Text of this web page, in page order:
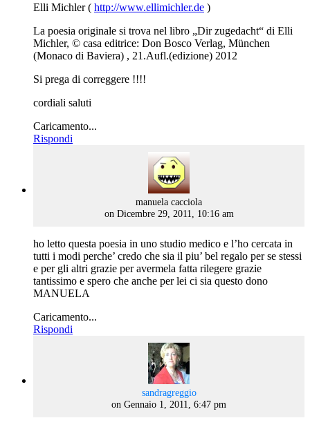
Elli Michler ( http://www.ellimichler.de )
La poesia originale si trova nel libro „Dir zugedacht“ di Elli
Michler, © casa editrice: Don Bosco Verlag, München
(Monaco di Baviera) , 21.Aufl.(edizione) 2012
Si prega di correggere !!!!
cordiali saluti
Caricamento...
Rispondi
manuela cacciolasays:
on Dicembre 29, 2011, 10:16 am
ho letto questa poesia in uno studio medico e l’ho cercata in
tutti i modi perche’ credo che sia il piu’ bel regalo per se stessi
e per gli altri grazie per avermela fatta rilegere grazie
tantissimo e spero che anche per lei ci sia questo dono
MANUELA
Caricamento...
Rispondi
sandragreggiosays:
on Gennaio 1, 2011, 6:47 pm